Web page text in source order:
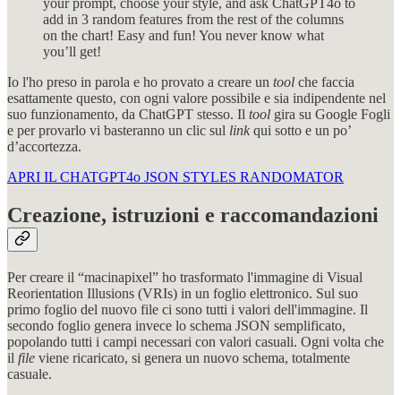
your prompt, choose your style, and ask ChatGPT4o to
add in 3 random features from the rest of the columns
on the chart! Easy and fun! You never know what
you’ll get!
Io l'ho preso in parola e ho provato a creare un tool che faccia
esattamente questo, con ogni valore possibile e sia indipendente nel
suo funzionamento, da ChatGPT stesso. Il tool gira su Google Fogli
e per provarlo vi basteranno un clic sul link qui sotto e un po’
d’accortezza.
APRI IL CHATGPT4o JSON STYLES RANDOMATOR
Creazione, istruzioni e raccomandazioni
Per creare il “macinapixel” ho trasformato l'immagine di Visual
Reorientation Illusions (VRIs) in un foglio elettronico. Sul suo
primo foglio del nuovo file ci sono tutti i valori dell'immagine. Il
secondo foglio genera invece lo schema JSON semplificato,
popolando tutti i campi necessari con valori casuali. Ogni volta che
il file viene ricaricato, si genera un nuovo schema, totalmente
casuale.